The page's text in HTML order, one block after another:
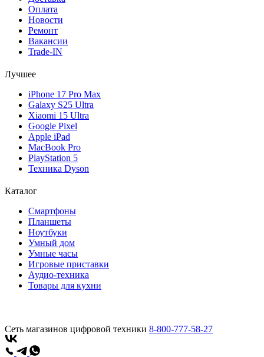
Оплата
Новости
Ремонт
Вакансии
Trade-IN
Лучшее
iPhone 17 Pro Max
Galaxy S25 Ultra
Xiaomi 15 Ultra
Google Pixel
Apple iPad
MacBook Pro
PlayStation 5
Техника Dyson
Каталог
Смартфоны
Планшеты
Ноутбуки
Умный дом
Умные часы
Игровые приставки
Аудио-техника
Товары для кухни
Сеть магазинов цифровой техники 8-800-777-58-27